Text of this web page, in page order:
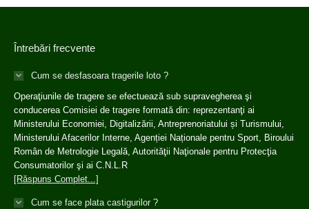
Întrebări frecvente
Cum se desfasoara tragerile loto ?
Operaţiunile de tragere se efectuează sub supravegherea şi
conducerea Comisiei de tragere formată din: reprezentanţi ai
Ministerului Economiei, Digitalizării, Antreprenoriatului și Turismului,
Ministerului Afacerilor Interne, Agenției Naționale pentru Sport, Biroului
Român de Metrologie Legală, Autorităţii Naţionale pentru Protecţia
Consumatorilor şi ai C.N.L.R
[Răspuns Complet...]
Cum se face plata castigurilor ?